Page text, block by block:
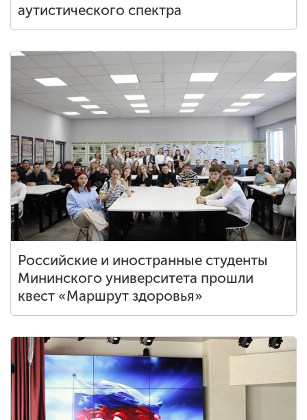
аутистического спектра
Российские и иностранные студенты
Мининского университета прошли
квест «Маршрут здоровья»